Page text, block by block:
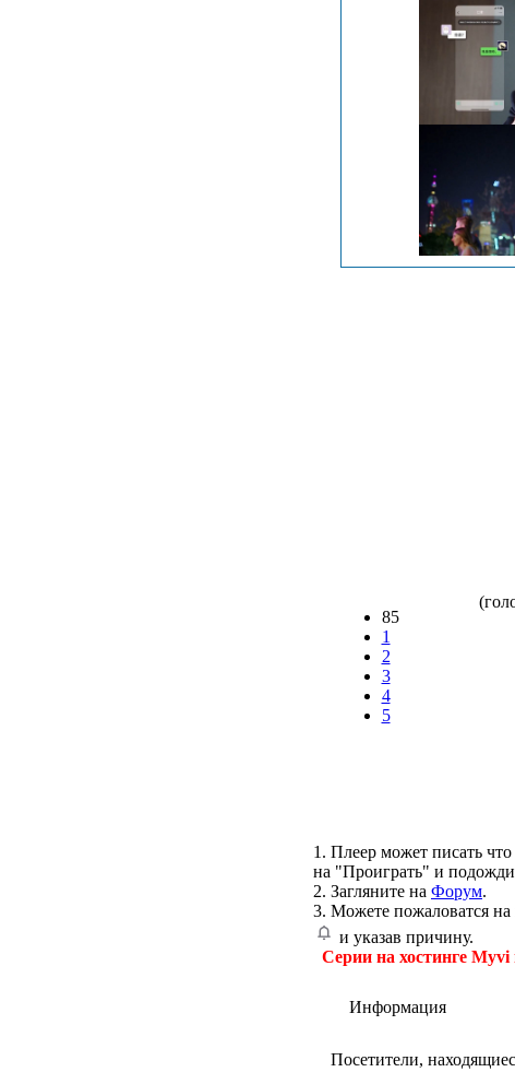
85
1
2
3
4
5
1. Плеер может писать
на "Проиграть" и
2. Загляните на Форум.
3. Можете пожаловатся
и указав причину.
Серии на хостинге Myvi
Информация
Посетители,